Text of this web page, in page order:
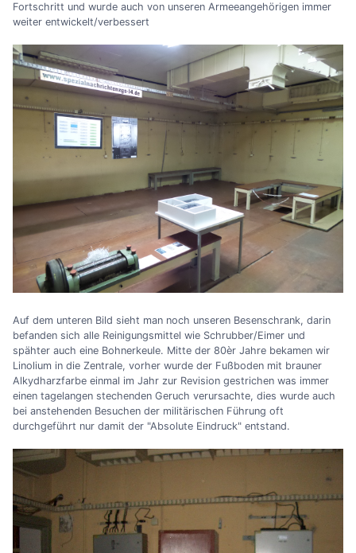
Fortschritt und wurde auch von unseren Armeeangehörigen immer
weiter entwickelt/verbessert
Auf dem unteren Bild sieht man noch unseren Besenschrank, darin
befanden sich alle Reinigungsmittel wie Schrubber/Eimer und
spähter auch eine Bohnerkeule. Mitte der 80èr Jahre bekamen wir
Linolium in die Zentrale, vorher wurde der Fußboden mit brauner
Alkydharzfarbe einmal im Jahr zur Revision gestrichen was immer
einen tagelangen stechenden Geruch verursachte, dies wurde auch
bei anstehenden Besuchen der militärischen Führung oft
durchgeführt nur damit der "Absolute Eindruck" entstand.